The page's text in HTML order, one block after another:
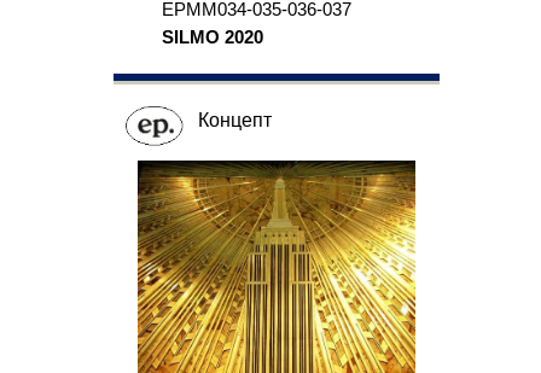
EPMM034-035-036-037
SILMO 2020
Концепт